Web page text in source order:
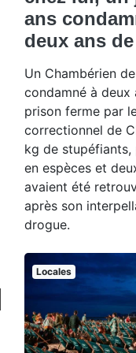
ans
deux ans
Un Chambérien
condamné à
prison ferme par
correctionnel de
kg de
en espèces et
avaient été
après son
drogue.
Locales